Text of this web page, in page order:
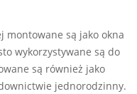
montowane są jako okna
wykorzystywane są do
są również jako
jednorodzinny.